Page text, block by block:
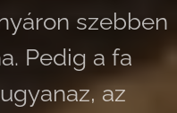
szebben
Pedig a fa
az